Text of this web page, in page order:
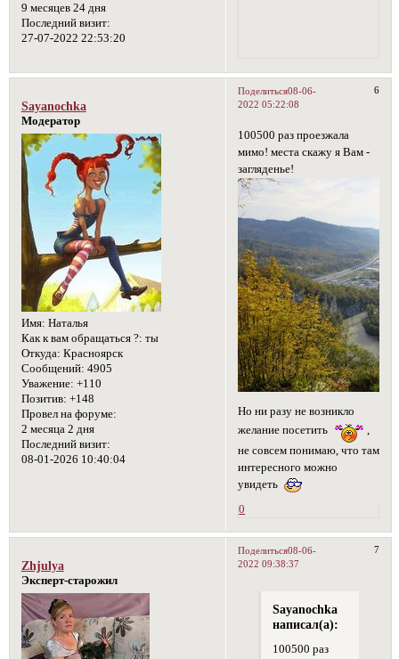
9 месяцев 24 дня
Последний визит:
27-07-2022 22:53:20
Поделиться 6
08-06-
2022 05:22:08
Sayanochka
Модератор
Имя: Наталья
Как к вам обращаться ?: ты
Откуда: Красноярск
Сообщений: 4905
Уважение: +110
Позитив: +148
Провел на форуме:
2 месяца 2 дня
Последний визит:
08-01-2026 10:40:04
100500 раз проезжала
мимо! места скажу я Вам -
загляденье!
Но ни разу не возникло
желание посетить
,
не совсем понимаю, что там
интересного можно
увидеть
0
Поделиться 7
08-06-
2022 09:38:37
Zhjulya
Эксперт-старожил
Sayanochka
написал(а):
100500 раз